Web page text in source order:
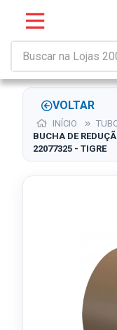
VOLTAR
INÍCIO
BUCHA DE
22077325 - TIGRE